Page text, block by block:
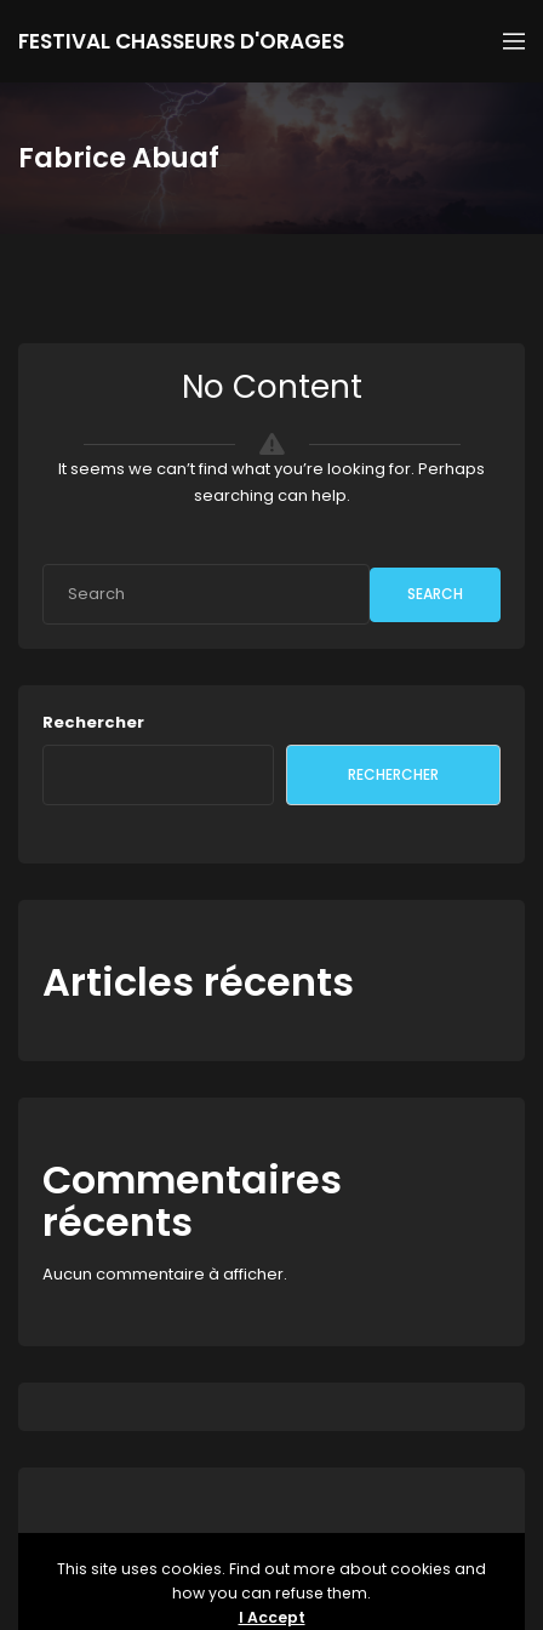
FESTIVAL CHASSEURS D'ORAGES
Fabrice Abuaf
No Content
It seems we can’t find what you’re looking for. Perhaps
searching can help.
SEARCH
Rechercher
RECHERCHER
Articles récents
Commentaires
récents
Aucun commentaire à afficher.
This site uses cookies. Find out more about cookies and
how you can refuse them.
I Accept